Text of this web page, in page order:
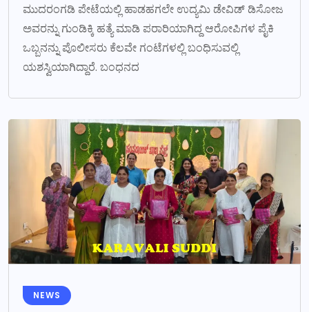
ಮುದರಂಗಡಿ ಪೇಟೆಯಲ್ಲಿ ಹಾಡಹಗಲೇ ಉದ್ಯಮಿ ಡೇವಿಡ್ ಡಿಸೋಜ
ಅವರನ್ನು ಗುಂಡಿಕ್ಕಿ ಹತ್ಯೆ ಮಾಡಿ ಪರಾರಿಯಾಗಿದ್ದ ಆರೋಪಿಗಳ ಪೈಕಿ
ಒಬ್ಬನನ್ನು ಪೊಲೀಸರು ಕೆಲವೇ ಗಂಟೆಗಳಲ್ಲಿ ಬಂಧಿಸುವಲ್ಲಿ
ಯಶಸ್ವಿಯಾಗಿದ್ದಾರೆ. ಬಂಧನದ
NEWS